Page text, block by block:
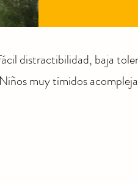
distractibilidad, baja
muy tímidos